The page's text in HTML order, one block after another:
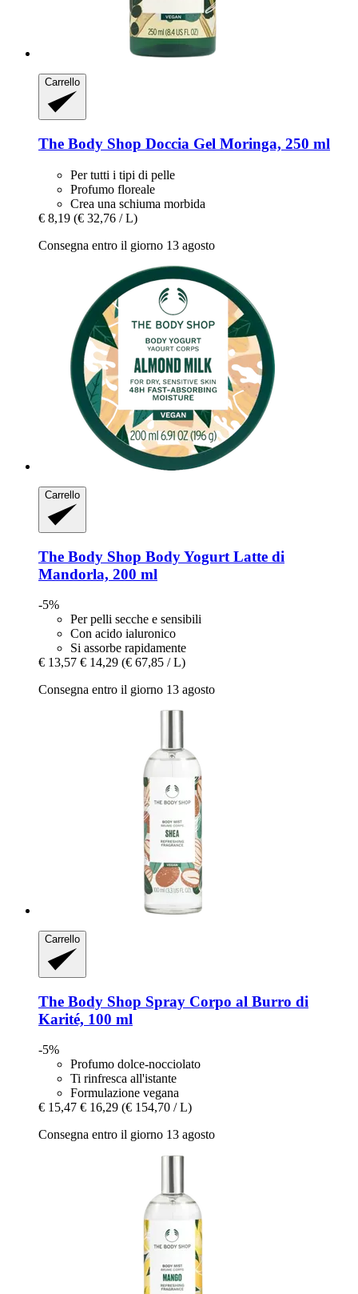
Carrello
The Body Shop Doccia Gel Moringa, 250 ml
Per tutti i tipi di pelle
Profumo floreale
Crea una schiuma morbida
€ 8,19 (€ 32,76 / L)
Consegna entro il giorno 13 agosto
Carrello
The Body Shop Body Yogurt Latte di
Mandorla, 200 ml
-5%
Per pelli secche e sensibili
Con acido ialuronico
Si assorbe rapidamente
€ 13,57 € 14,29 (€ 67,85 / L)
Consegna entro il giorno 13 agosto
Carrello
The Body Shop Spray Corpo al Burro di
Karité, 100 ml
-5%
Profumo dolce-nocciolato
Ti rinfresca all'istante
Formulazione vegana
€ 15,47 € 16,29 (€ 154,70 / L)
Consegna entro il giorno 13 agosto